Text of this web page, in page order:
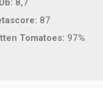
8,7
87
Tomatoes: 97%